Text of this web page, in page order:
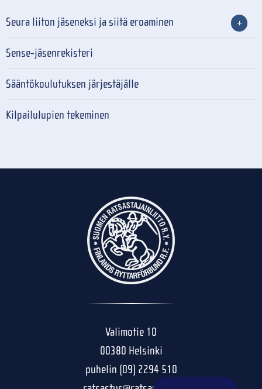
Seura liiton jäseneksi ja siitä eroaminen
Sense-jäsenrekisteri
Sääntökoulutuksen järjestäjälle
Kilpailulupien tekeminen
Valimotie 10
00380 Helsinki
puhelin (09) 2294 510